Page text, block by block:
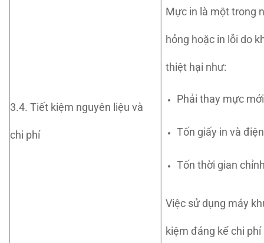
3.4. Tiết kiệm nguyên liệu và
chi phí
Mực in là một trong
hỏng hoặc in lỗi do
thiệt hại như:
Phải thay mực mới
Tốn giấy in và
Tốn thời gian
Việc sử dụng máy
kiệm đáng kể chi